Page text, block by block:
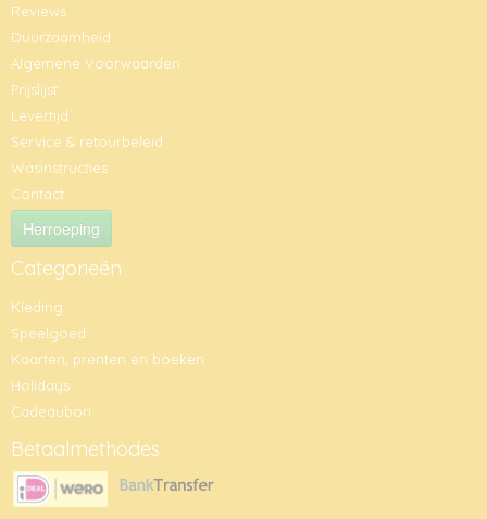
Reviews
Duurzaamheid
Algemene Voorwaarden
Prijslijst
Levertijd
Service & retourbeleid
Wasinstructies
Contact
Herroeping
Categorieën
Kleding
Speelgoed
Kaarten, prenten en boeken
Holidays
Cadeaubon
Betaalmethodes